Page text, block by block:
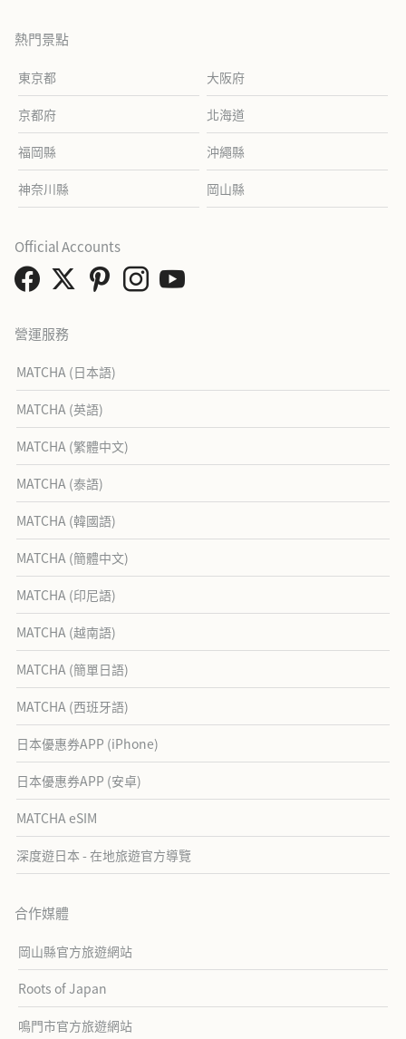
熱門景點
東京都 大阪府
京都府 北海道
福岡縣 沖繩縣
神奈川縣 岡山縣
營運服務
MATCHA (日本語)
MATCHA (英語)
MATCHA (繁體中文)
MATCHA (泰語)
MATCHA (韓國語)
MATCHA (簡體中文)
MATCHA (印尼語)
MATCHA (越南語)
MATCHA (簡單日語)
MATCHA (西班牙語)
日本優惠券APP (iPhone)
日本優惠券APP (安卓)
MATCHA eSIM
深度遊日本 - 在地旅遊官方導覽
合作媒體
岡山縣官方旅遊網站
Roots of Japan
鳴門市官方旅遊網站
Official Accounts